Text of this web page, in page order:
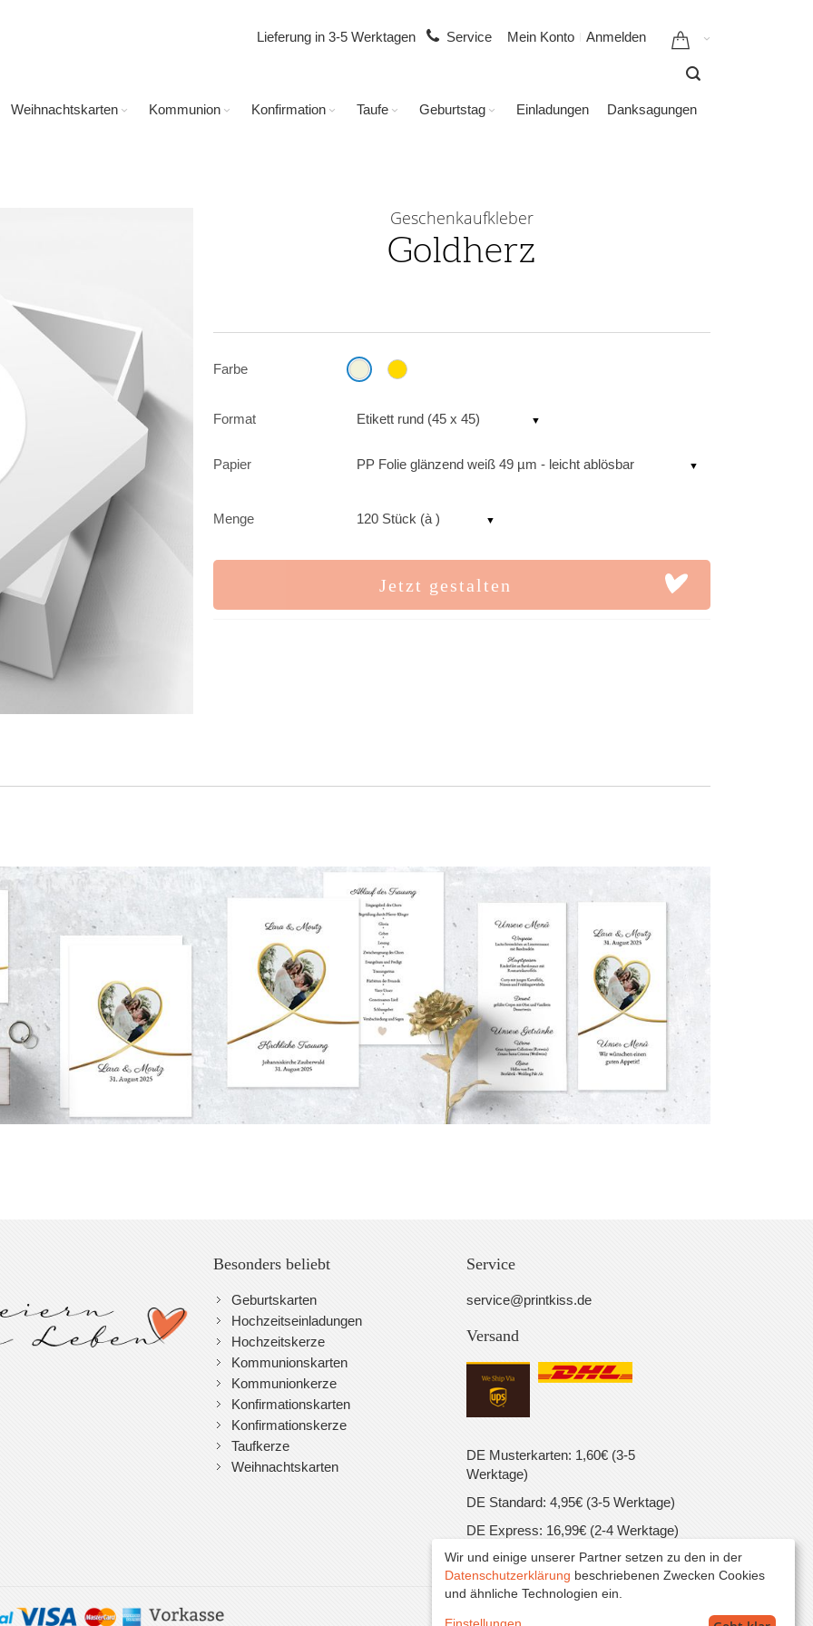
Mein Konto Anmelden
Lieferung in 3-5 Werktagen Service
Weihnachtskarten Kommunion Konfirmation Taufe Geburtstag Einladungen Danksagungen
Geschenkaufkleber
Goldherz
Menge 120 Stück (à )
Farbe
Format Etikett rund (45 x 45)
Papier PP Folie glänzend weiß 49 µm - leicht ablösbar
Jetzt gestalten
Besonders beliebt
Geburtskarten
Hochzeitseinladungen
Hochzeitskerze
Kommunionskarten
Kommunionkerze
Konfirmationskarten
Konfirmationskerze
Taufkerze
Weihnachtskarten
Service
service@printkiss.de
Versand
DE Musterkarten: 1,60€ (3-5
Werktage)
DE Standard: 4,95€ (3-5 Werktage)
DE Express: 16,99€ (2-4 Werktage)
EU Standard: 16,99€ (5-7 Werktage)
Alle Preise inkl. MwSt. zzgl. Versand.
Wir und einige unserer Partner setzen zu den in der
Datenschutzerklärung beschriebenen Zwecken Cookies
und ähnliche Technologien ein.
Einstellungen